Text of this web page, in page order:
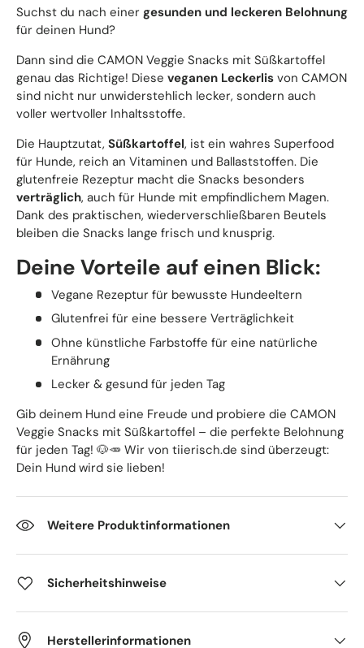
Suchst du nach einer gesunden und leckeren Belohnung
für deinen Hund?
Dann sind die CAMON Veggie Snacks mit Süßkartoffel
genau das Richtige! Diese veganen Leckerlis von CAMON
sind nicht nur unwiderstehlich lecker, sondern auch
voller wertvoller Inhaltsstoffe.
Die Hauptzutat, Süßkartoffel, ist ein wahres Superfood
für Hunde, reich an Vitaminen und Ballaststoffen. Die
glutenfreie Rezeptur macht die Snacks besonders
verträglich, auch für Hunde mit empfindlichem Magen.
Dank des praktischen, wiederverschließbaren Beutels
bleiben die Snacks lange frisch und knusprig.
Deine Vorteile auf einen Blick:
Vegane Rezeptur für bewusste Hundeeltern
Glutenfrei für eine bessere Verträglichkeit
Ohne künstliche Farbstoffe für eine natürliche
Ernährung
Lecker & gesund für jeden Tag
Gib deinem Hund eine Freude und probiere die CAMON
Veggie Snacks mit Süßkartoffel – die perfekte Belohnung
für jeden Tag! 🐶🥕 Wir von tiierisch.de sind überzeugt:
Dein Hund wird sie lieben!
Weitere Produktinformationen
Sicherheitshinweise
Herstellerinformationen